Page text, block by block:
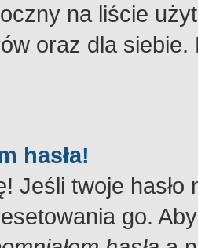
na liście
oraz dla
hasła!
Jeśli twoje
go.